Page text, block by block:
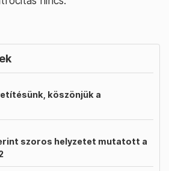
köszönjük a
szoros helyzetet mutatott a